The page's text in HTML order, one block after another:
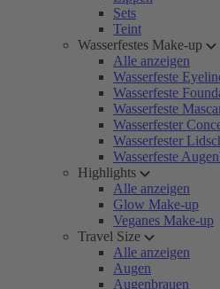
Sets
Teint
Wasserfestes Make-up
Alle anzeigen
Wasserfeste
Wasserfeste
Wasserfeste
Wasserfester
Wasserfester
Wasserfeste
Highlights
Alle anzeigen
Glow Make-up
Veganes Make-up
Travel Size
Alle anzeigen
Augen
Augenbrauen